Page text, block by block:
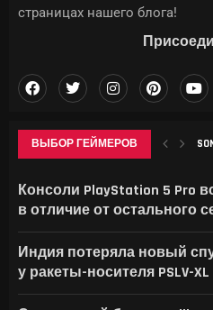
ВЫБОР ГЕЙМЕРОВ
Консоли PlayStation 5 Pro
в отличие от остального
Индия потеряла новый
у ракеты-носителя PSLV-
страницах нашего блога!